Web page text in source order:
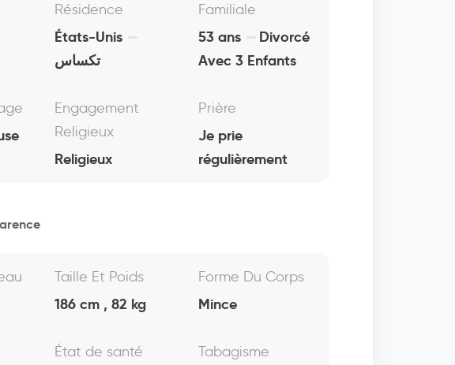
Résidence
États-Unis
تكساس
Familiale
53 ans
Divorcé
Avec 3 Enfants
Engagement
Religieux
Religieux
Prière
Je prie
régulièrement
Taille Et Poids
186 cm , 82 kg
Forme Du Corps
Mince
État de santé Tabagisme